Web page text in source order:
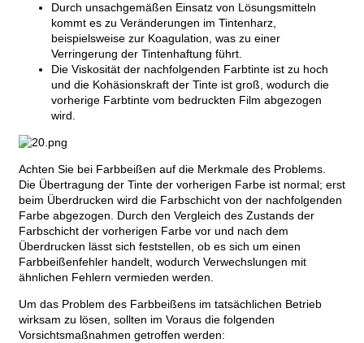
Durch unsachgemäßen Einsatz von Lösungsmitteln
kommt es zu Veränderungen im Tintenharz,
beispielsweise zur Koagulation, was zu einer
Verringerung der Tintenhaftung führt.
Die Viskosität der nachfolgenden Farbtinte ist zu hoch
und die Kohäsionskraft der Tinte ist groß, wodurch die
vorherige Farbtinte vom bedruckten Film abgezogen
wird.
Achten Sie bei Farbbeißen auf die Merkmale des Problems.
Die Übertragung der Tinte der vorherigen Farbe ist normal; erst
beim Überdrucken wird die Farbschicht von der nachfolgenden
Farbe abgezogen. Durch den Vergleich des Zustands der
Farbschicht der vorherigen Farbe vor und nach dem
Überdrucken lässt sich feststellen, ob es sich um einen
Farbbeißenfehler handelt, wodurch Verwechslungen mit
ähnlichen Fehlern vermieden werden.
Um das Problem des Farbbeißens im tatsächlichen Betrieb
wirksam zu lösen, sollten im Voraus die folgenden
Vorsichtsmaßnahmen getroffen werden: